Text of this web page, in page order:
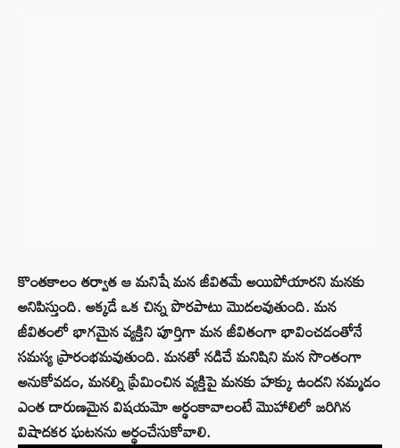
కొంతకాలం తర్వాత ఆ మనిషే మన జీవితమే అయిపోయారని మనకు
అనిపిస్తుంది. అక్కడే ఒక చిన్న పొరపాటు మొదలవుతుంది. మన
జీవితంలో భాగమైన వ్యక్తిని పూర్తిగా మన జీవితంగా భావించడంతోనే
సమస్య ప్రారంభమవుతుంది. మనతో నడిచే మనిషిని మన సొంతంగా
అనుకోవడం, మనల్ని ప్రేమించిన వ్యక్తిపై మనకు హక్కు ఉందని నమ్మడం
ఎంత దారుణమైన విషయమో అర్థంకావాలంటే మొహాలిలో జరిగిన
విషాదకర ఘటనను అర్థంచేసుకోవాలి.